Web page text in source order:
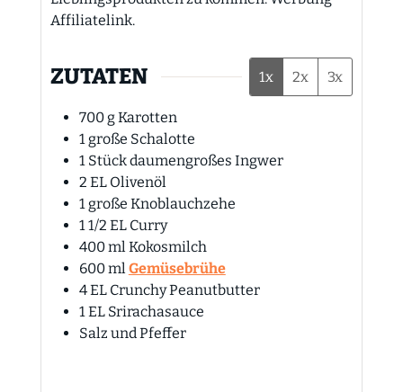
Affiliatelink.
ZUTATEN 1x 2x 3x
700gKarotten
1große Schalotte
1 Stückdaumengroßes Ingwer
2 EL Olivenöl
1große Knoblauchzehe
1 1/2 EL Curry
400mlKokosmilch
600mlGemüsebrühe
4EL Crunchy Peanutbutter
1EL Srirachasauce
Salz und Pfeffer